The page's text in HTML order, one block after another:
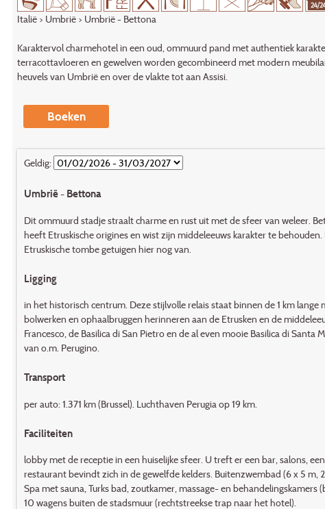
Italië> Umbrië> Umbrië - Bettona
Karaktervol charmehotel in een oud, ommuurd pand met authentiek
terracottavloeren en gewelven worden gecombineerd met modern
heuvels van Umbrië en over de vlakte tot aan Assisi.
Boeken
Geldig:
Umbrië - Bettona
Dit ommuurd stadje straalt charme en rust uit met de sfeer van weleer.
heeft Etruskische origines en wist zijn middeleeuws karakter te
Etruskische tombe getuigen hier nog van.
Ligging
in het historisch centrum. Deze stijlvolle relais staat binnen de 1 km
bolwerken en ophaalbruggen herinneren aan de Etrusken en de
Francesco, de Basilica di San Pietro en de al even mooie Basilica di
van o.m. Perugino.
Transport
per auto: 1.371 km (Brussel). Luchthaven Perugia op 19 km.
Faciliteiten
lobby met de receptie in een huiselijke sfeer. U treft er een bar, salons,
restaurant bevindt zich in de gewelfde kelders. Buitenzwembad (6 x 5
Spa met sauna, Turks bad, zout­kamer, massage- en
10 wagens buiten de stadsmuur (rechtstreekse trap naar het hotel).